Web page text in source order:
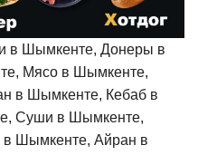
в Шымкенте, Донеры в
Мясо в Шымкенте,
в Шымкенте, Кебаб в
Суши в Шымкенте,
Шымкенте, Айран в